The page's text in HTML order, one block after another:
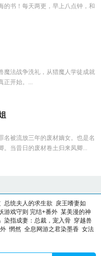
的书！每天两更，早上八点钟，和
魔法战争洗礼，从猎魔人学徒成就
正开始。...
名被流放三年的废材嫡女。也是名
。当昔日的废材卷土归来凤卿...
总统夫人的求生欲 戾王嗜妻如
游戏守则 完结+番外 某美漫的神
染指成妻：总裁，宠入骨 穿越兽
惘然 全息网游之君染墨香 女法